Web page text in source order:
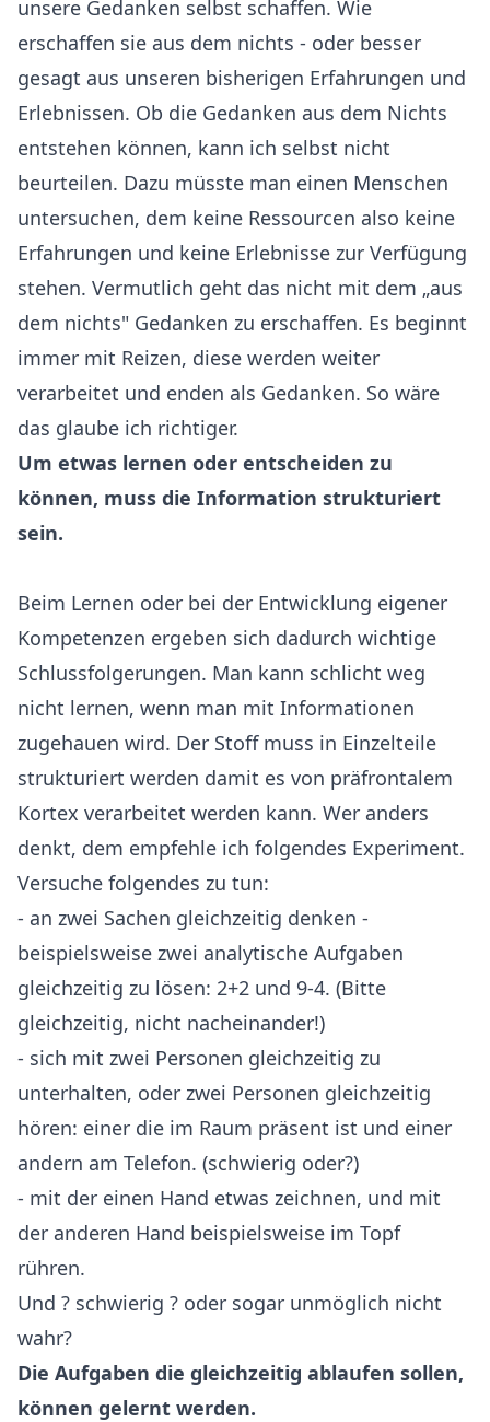
unsere Gedanken selbst schaffen. Wie
erschaffen sie aus dem nichts - oder besser
gesagt aus unseren bisherigen Erfahrungen und
Erlebnissen. Ob die Gedanken aus dem Nichts
entstehen können, kann ich selbst nicht
beurteilen. Dazu müsste man einen Menschen
untersuchen, dem keine Ressourcen also keine
Erfahrungen und keine Erlebnisse zur Verfügung
stehen. Vermutlich geht das nicht mit dem „aus
dem nichts" Gedanken zu erschaffen. Es beginnt
immer mit Reizen, diese werden weiter
verarbeitet und enden als Gedanken. So wäre
das glaube ich richtiger.
Um etwas lernen oder entscheiden zu
können, muss die Information strukturiert
sein.
Beim Lernen oder bei der Entwicklung eigener
Kompetenzen ergeben sich dadurch wichtige
Schlussfolgerungen. Man kann schlicht weg
nicht lernen, wenn man mit Informationen
zugehauen wird. Der Stoff muss in Einzelteile
strukturiert werden damit es von präfrontalem
Kortex verarbeitet werden kann. Wer anders
denkt, dem empfehle ich folgendes Experiment.
Versuche folgendes zu tun:
- an zwei Sachen gleichzeitig denken -
beispielsweise zwei analytische Aufgaben
gleichzeitig zu lösen: 2+2 und 9-4. (Bitte
gleichzeitig, nicht nacheinander!)
- sich mit zwei Personen gleichzeitig zu
unterhalten, oder zwei Personen gleichzeitig
hören: einer die im Raum präsent ist und einer
andern am Telefon. (schwierig oder?)
- mit der einen Hand etwas zeichnen, und mit
der anderen Hand beispielsweise im Topf
rühren.
Und ? schwierig ? oder sogar unmöglich nicht
wahr?
Die Aufgaben die gleichzeitig ablaufen sollen,
können gelernt werden.